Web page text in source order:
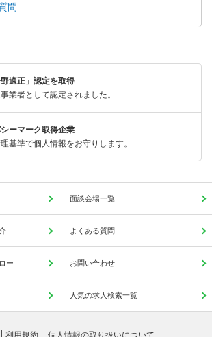
問
野適正」認定を取得
業者として認定されました。
ーマーク取得企業
基準で個人情報をお守りします。
面談会場一覧
よくある質問
ー お問い合わせ
人気の求人検索一覧
利用規約 個人情報の取り扱いについて